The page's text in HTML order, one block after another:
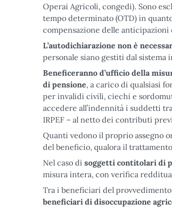
Operai Agricoli, congedi). Sono
tempo determinato (OTD) in
compensazione delle
L’autodichiarazione non è
personale siano gestiti dal sistema
Beneficeranno d’ufficio della
di pensione, a carico di qualsiasi
per invalidi civili, ciechi e
accedere all’indennità i suddetti
IRPEF – al netto dei contributi
Quanti vedono il proprio assegno
del beneficio, qualora il
Nel caso di soggetti contitolari di
misura intera, con verifica
Tra i beneficiari del
beneficiari di disoccupazione